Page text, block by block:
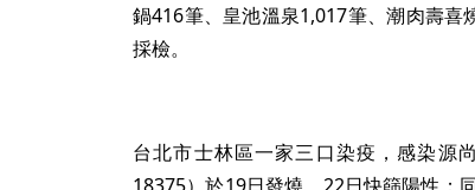
鍋416筆、皇池溫泉1,017筆、潮肉壽
採檢。
台北市士林區一家三口染疫，感染源